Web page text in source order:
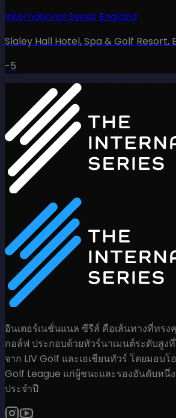
International Series England
Slaley Hall Hotel, Spa & Golf Resort,
-5
อินเตอร์เนชั่นแนล ซีรีส์ คือเส้นทางที่ทร
กอล์ฟ ประกอบด้วยทัวร์นาเมนต์ระดับสูง
จาก LIV Golf และเอเชียนทัวร์ โดยมอบโ
Golf League แก่ผู้ชนะและรองอันดับหนึ่
ประจำปี